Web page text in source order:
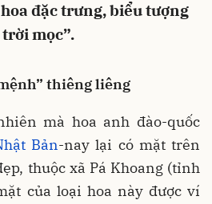
đặc trưng, biểu tượng
mọc”.
thiêng liêng
mà hoa anh đào-quốc
Bản-nay lại có mặt trên
thuộc xã Pá Khoang (tỉnh
của loại hoa này được ví